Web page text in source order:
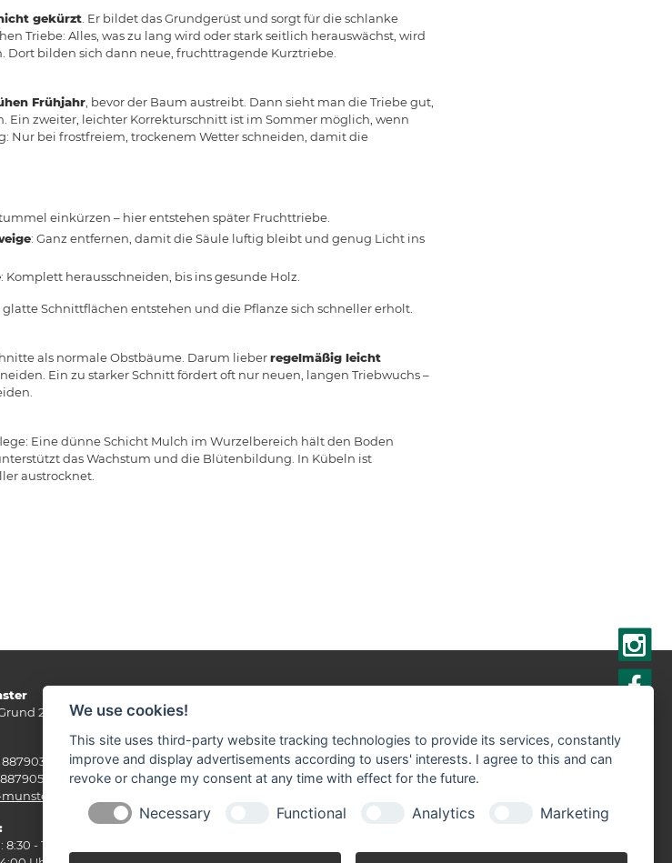
gekürzt. Er bildet das Grundgerüst und sorgt für die schlanke
Triebe: Alles, was zu lang wird oder stark seitlich herauswächst, wird
Dort bilden sich dann neue, fruchttragende Kurztriebe.
Frühjahr, bevor der Baum austreibt. Dann sieht man die Triebe gut,
Ein zweiter, leichter Korrekturschnitt ist im Sommer möglich, wenn
Nur bei frostfreiem, trockenem Wetter schneiden, damit die
einkürzen – hier entstehen später Fruchttriebe.
: Ganz entfernen, damit die Säule luftig bleibt und genug Licht ins
: Komplett herausschneiden, bis ins gesunde Holz.
Schnittflächen entstehen und die Pflanze sich schneller erholt.
als normale Obstbäume. Darum lieberregelmäßig leicht
Ein zu starker Schnitt fördert oft nur neuen, langen Triebwuchs –
Eine dünne Schicht Mulch im Wurzelbereich hält den Boden
das Wachstum und die Blütenbildung. In Kübeln ist
austrocknet.
22-24
- 18:00 Uhr
We use cookies!
This site uses third-party website tracking technologies to provide its services, constantly
improve and display advertisements according to users' interests. I agree to this and can
revoke or change my consent at any time with effect for the future.
Necessary Functional Analytics Marketing